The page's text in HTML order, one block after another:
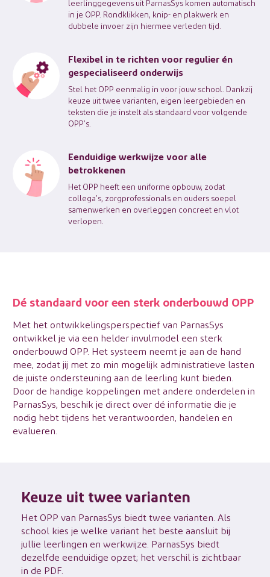
leerlinggegevens uit ParnasSys komen automatisch
in je OPP. Rondklikken, knip- en plakwerk en
dubbele invoer zijn hiermee verleden tijd.
Flexibel in te richten voor regulier én
gespecialiseerd onderwijs
Stel het OPP eenmalig in voor jouw school. Dankzij
keuze uit twee varianten, eigen leergebieden en
teksten die je instelt als standaard voor volgende
OPP’s.
Eenduidige werkwijze voor alle
betrokkenen
Het OPP heeft een uniforme opbouw, zodat
collega’s, zorgprofessionals en ouders soepel
samenwerken en overleggen concreet en vlot
verlopen.
Dé standaard voor een sterk onderbouwd OPP
Met het ontwikkelingsperspectief van ParnasSys
ontwikkel je via een helder invulmodel een sterk
onderbouwd OPP. Het systeem neemt je aan de hand
mee, zodat jij met zo min mogelijk administratieve lasten
de juiste ondersteuning aan de leerling kunt bieden.
Door de handige koppelingen met andere onderdelen in
ParnasSys, beschik je direct over dé informatie die je
nodig hebt tijdens het verantwoorden, handelen en
evalueren.
Keuze uit twee varianten
Het OPP van ParnasSys biedt twee varianten. Als
school kies je welke variant het beste aansluit bij
jullie leerlingen en werkwijze. ParnasSys biedt
dezelfde eenduidige opzet; het verschil is zichtbaar
in de PDF.